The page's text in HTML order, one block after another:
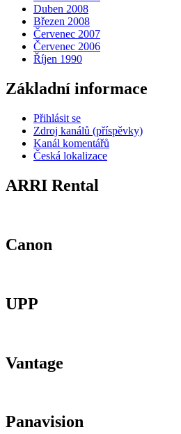
Duben 2008
Březen 2008
Červenec 2007
Červenec 2006
Říjen 1990
Základní informace
Přihlásit se
Zdroj kanálů (příspěvky)
Kanál komentářů
Česká lokalizace
ARRI Rental
Canon
UPP
Vantage
Panavision